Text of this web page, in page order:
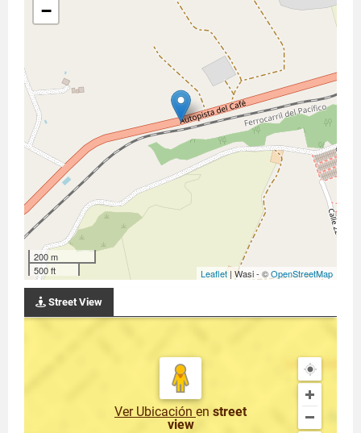
−
200 m
500 ft
Leaflet | Wasi - ©OpenStreetMap
Street View
Ver Ubicación en street
view